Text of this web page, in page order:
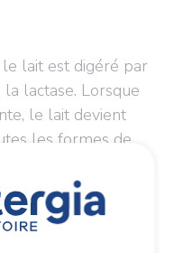
lait est digéré par
lactase. Lorsque
le lait devient
les formes de
plus ou moins
lait, crèmes...